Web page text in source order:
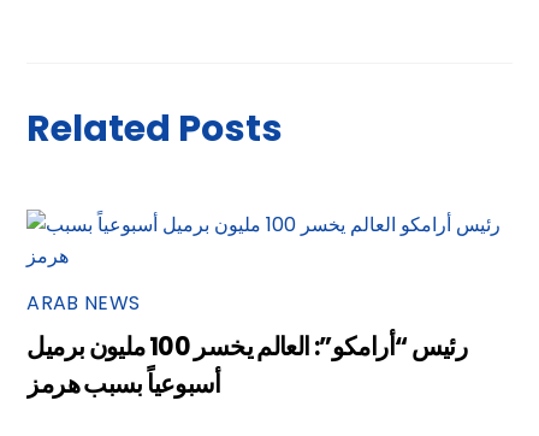
Related Posts
ARAB NEWS
رئيس “أرامكو”: العالم يخسر 100 مليون برميل
أسبوعياً بسبب هرمز